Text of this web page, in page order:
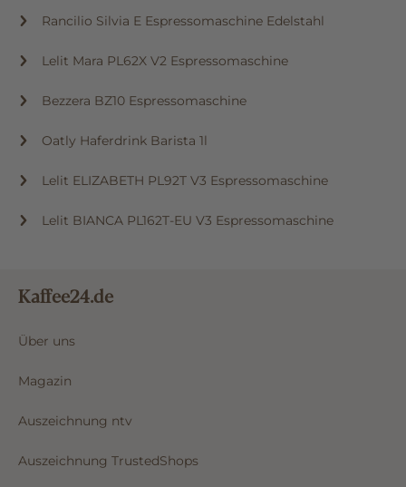
Rancilio Silvia E Espressomaschine Edelstahl
Lelit Mara PL62X V2 Espressomaschine
Bezzera BZ10 Espressomaschine
Oatly Haferdrink Barista 1l
Lelit ELIZABETH PL92T V3 Espressomaschine
Lelit BIANCA PL162T-EU V3 Espressomaschine
Kaffee24.de
Über uns
Magazin
Auszeichnung ntv
Auszeichnung TrustedShops